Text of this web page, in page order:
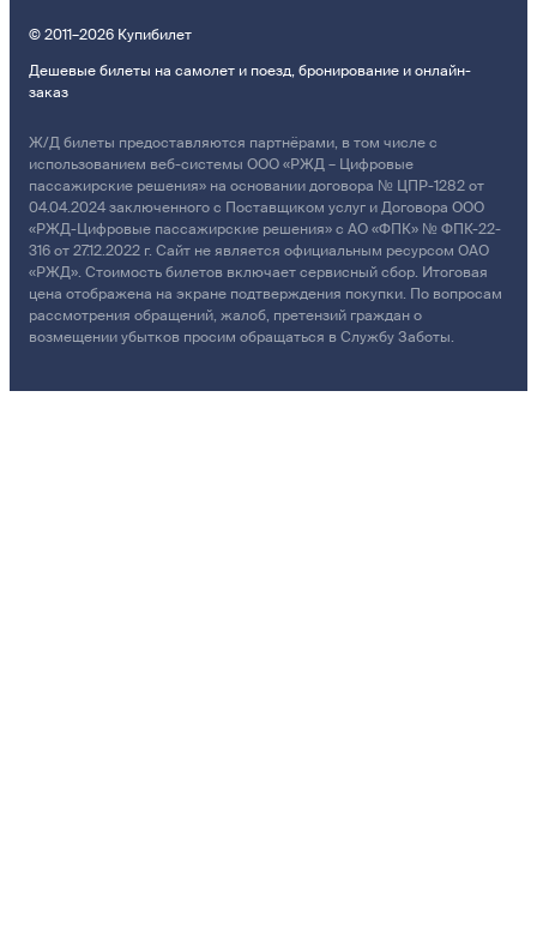
© 2011–2026 Купибилет
Дешевые билеты на самолет и поезд, бронирование и онлайн-
заказ
Ж/Д билеты предоставляются партнёрами, в том числе с
использованием веб-системы ООО «РЖД – Цифровые
пассажирские решения» на основании договора № ЦПР-1282 от
04.04.2024 заключенного с Поставщиком услуг и Договора ООО
«РЖД-Цифровые пассажирские решения» с АО «ФПК» № ФПК-22-
316 от 27.12.2022 г. Сайт не является официальным ресурсом ОАО
«РЖД». Стоимость билетов включает сервисный сбор. Итоговая
цена отображена на экране подтверждения покупки. По вопросам
рассмотрения обращений, жалоб, претензий граждан о
возмещении убытков просим обращаться в Службу Заботы.